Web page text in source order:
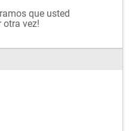
que usted
otra vez!